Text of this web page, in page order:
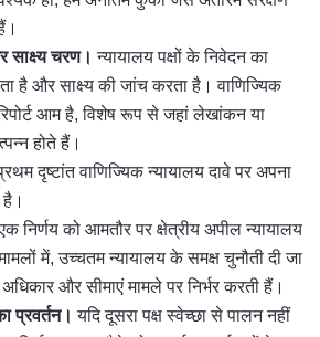
साक्ष्य चरण। न्यायालय पक्षों के निवेदन का
है और साक्ष्य की जांच करता है। वाणिज्यिक
आम है, विशेष रूप से जहां लेखांकन या
होते हैं।
दृष्टांत वाणिज्यिक न्यायालय दावे पर अपना
है।
निर्णय को आमतौर पर क्षेत्रीय अपील न्यायालय
में, उच्चतम न्यायालय के समक्ष चुनौती दी जा
और सीमाएं मामले पर निर्भर करती हैं।
प्रवर्तन। यदि दूसरा पक्ष स्वेच्छा से पालन नहीं